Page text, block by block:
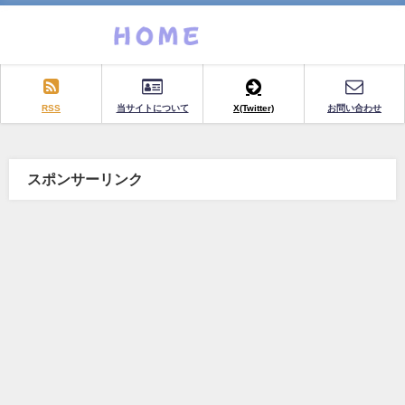
RSS 当サイトについて X(Twitter) お問い合わせ
スポンサーリンク